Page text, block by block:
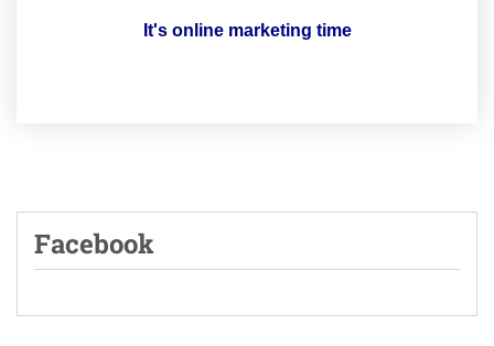
It's online marketing time
Facebook